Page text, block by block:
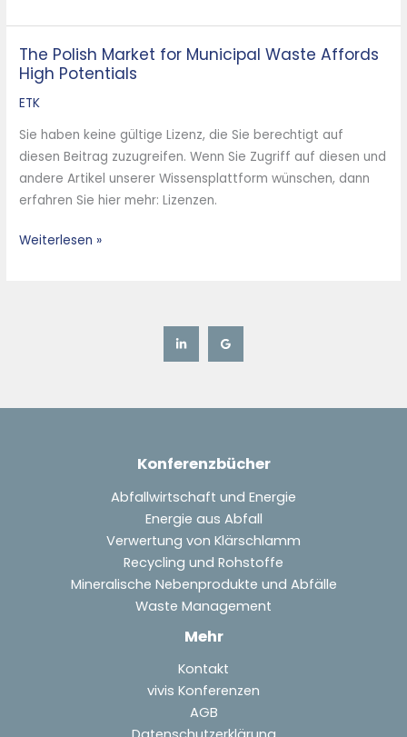
The Polish Market for Municipal Waste Affords
High Potentials
ETK
Sie haben keine gültige Lizenz, die Sie berechtigt auf
diesen Beitrag zuzugreifen. Wenn Sie Zugriff auf diesen und
andere Artikel unserer Wissensplattform wünschen, dann
erfahren Sie hier mehr: Lizenzen.
The
Polish
Market
Municipal
Waste
Affords
High
Weiterlesen »
Konferenzbücher
Abfallwirtschaft und Energie
Energie aus Abfall
Verwertung von Klärschlamm
Recycling und Rohstoffe
Mineralische Nebenprodukte und Abfälle
Waste Management
Mehr
Kontakt
vivis Konferenzen
AGB